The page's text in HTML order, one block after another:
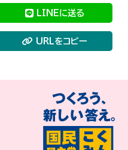
LINEに送る
URLをコピー